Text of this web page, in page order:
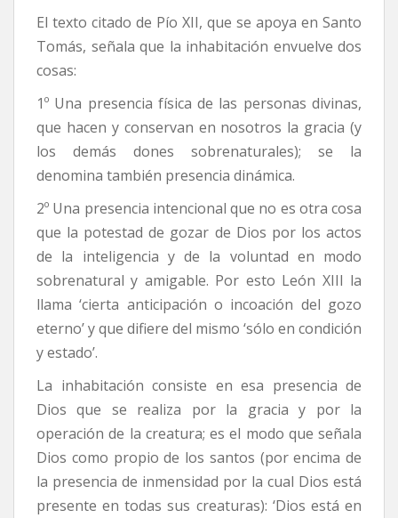
El texto citado de Pío XII, que se apoya en Santo
Tomás, señala que la inhabitación envuelve dos
cosas:
1º Una presencia física de las personas divinas,
que hacen y conservan en nosotros la gracia (y
los demás dones sobrenaturales); se la
denomina también presencia dinámica.
2º Una presencia intencional que no es otra cosa
que la potestad de gozar de Dios por los actos
de la inteligencia y de la voluntad en modo
sobrenatural y amigable. Por esto León XIII la
llama ‘cierta anticipación o incoación del gozo
eterno’ y que difiere del mismo ‘sólo en condición
y estado’.
La inhabitación consiste en esa presencia de
Dios que se realiza por la gracia y por la
operación de la creatura; es el modo que señala
Dios como propio de los santos (por encima de
la presencia de inmensidad por la cual Dios está
presente en todas sus creaturas): ‘Dios está en